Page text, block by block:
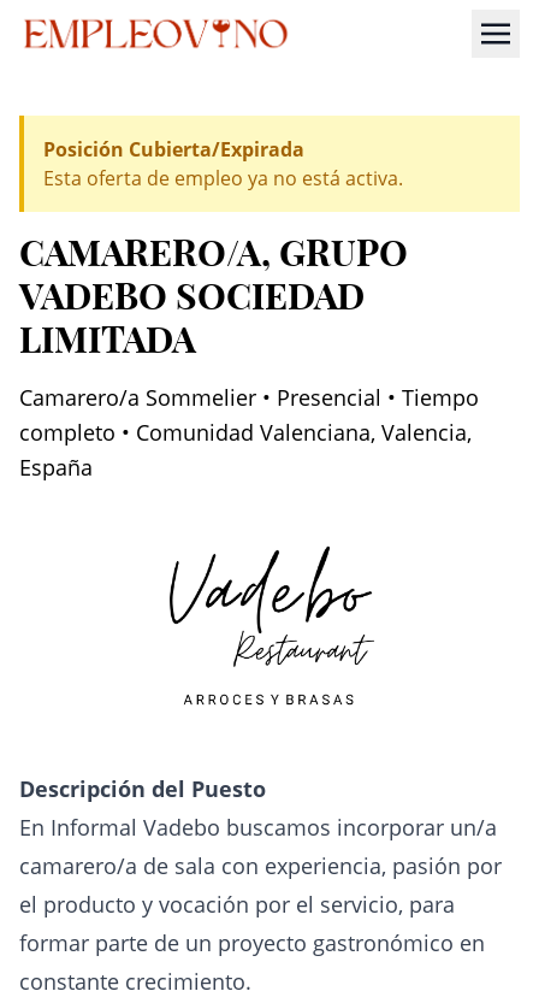
Posición Cubierta/Expirada
Esta oferta de empleo ya no está activa.
CAMARERO/A, GRUPO
VADEBO SOCIEDAD
LIMITADA
Camarero/a Sommelier • Presencial • Tiempo
completo • Comunidad Valenciana, Valencia,
España
Descripción del Puesto
En Informal Vadebo buscamos incorporar un/a
camarero/a de sala con experiencia, pasión por
el producto y vocación por el servicio, para
formar parte de un proyecto gastronómico en
constante crecimiento.